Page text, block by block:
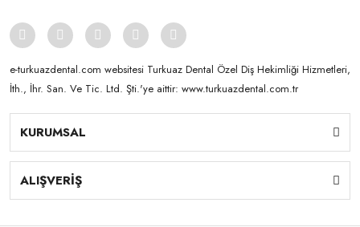
e-turkuazdental.com websitesi Turkuaz Dental Özel Diş Hekimliği Hizmetleri,
İth., İhr. San. Ve Tic. Ltd. Şti.'ye aittir: www.turkuazdental.com.tr
KURUMSAL
ALIŞVERİŞ